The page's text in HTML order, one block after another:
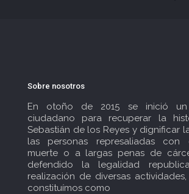
Sobre nosotros
En otoño de 2015 se inició un
ciudadano para recuperar la
Sebastián de los Reyes y dignificar
las personas represaliadas con
muerte o a largas penas de
defendido la legalidad
realización de diversas
constituímos como